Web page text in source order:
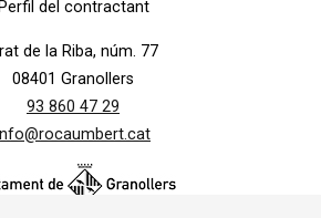
Perfil del contractant
de la Riba, núm. 77
08401 Granollers
93 860 47 29